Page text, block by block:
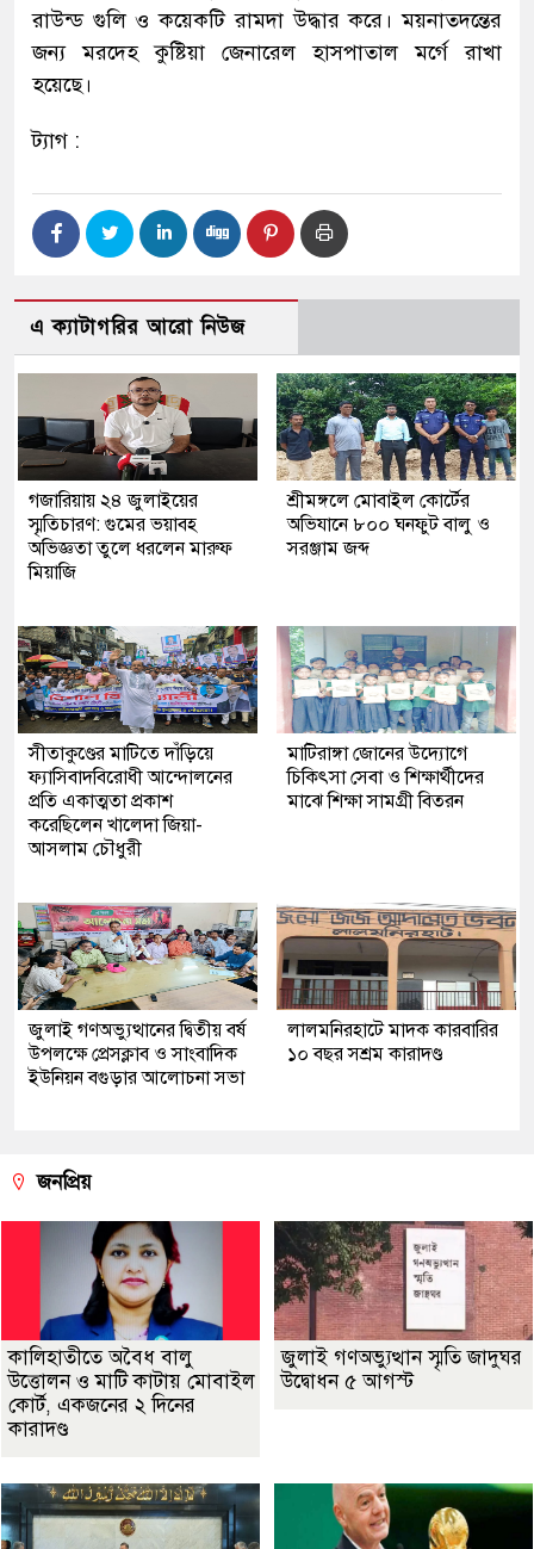
রাউন্ড গুলি ও কয়েকটি রামদা উদ্ধার করে। ময়নাতদন্তের
জন্য মরদেহ কুষ্টিয়া জেনারেল হাসপাতাল মর্গে রাখা
হয়েছে।
ট্যাগ :
এ ক্যাটাগরির আরো নিউজ
গজারিয়ায় ২৪ জুলাইয়ের
স্মৃতিচারণ: গুমের ভয়াবহ
অভিজ্ঞতা তুলে ধরলেন মারুফ
মিয়াজি
শ্রীমঙ্গলে মোবাইল কোর্টের
অভিযানে ৮০০ ঘনফুট বালু ও
সরঞ্জাম জব্দ
সীতাকুণ্ডের মাটিতে দাঁড়িয়ে
ফ্যাসিবাদবিরোধী আন্দোলনের
প্রতি একাত্মতা প্রকাশ
করেছিলেন খালেদা জিয়া-
আসলাম চৌধুরী
মাটিরাঙ্গা জোনের উদ্যোগে
চিকিৎসা সেবা ও শিক্ষার্থীদের
মাঝে শিক্ষা সামগ্রী বিতরন
জুলাই গণঅভ্যুত্থানের দ্বিতীয় বর্ষ
উপলক্ষে প্রেসক্লাব ও সাংবাদিক
ইউনিয়ন বগুড়ার আলোচনা সভা
লালমনিরহাটে মাদক কারবারির
১০ বছর সশ্রম কারাদণ্ড
জনপ্রিয়
কালিহাতীতে অবৈধ বালু
উত্তোলন ও মাটি কাটায় মোবাইল
কোর্ট, একজনের ২ দিনের
কারাদণ্ড
জুলাই গণঅভ্যুত্থান স্মৃতি জাদুঘর
উদ্বোধন ৫ আগস্ট